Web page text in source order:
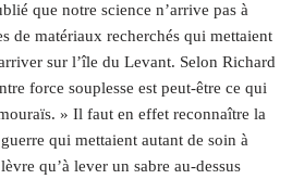
que notre science n’arrive pas à
de matériaux recherchés qui mettaient
sur l’île du Levant. Selon Richard
force souplesse est peut-être ce qui
» Il faut en effet reconnaître la
qui mettaient autant de soin à
qu’à lever un sabre au-dessus